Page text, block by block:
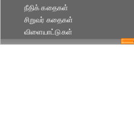
நீதிக் கதைகள்
சிறுவர் கதைகள்
விளையாட்டுகள்